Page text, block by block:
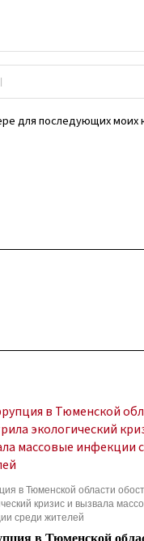
для последующих моих
в Тюменской области
кризис и вызвала
среди жителей